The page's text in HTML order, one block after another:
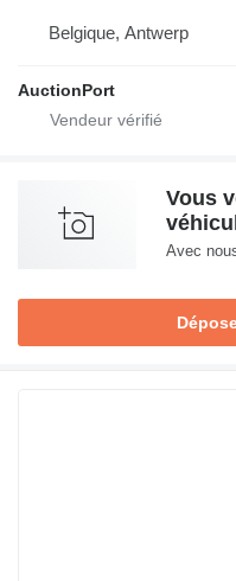
Belgique, Antwerp
AuctionPort
Vous
Avec